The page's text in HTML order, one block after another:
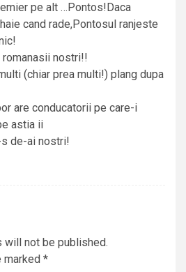
pe alt …Pontos!Daca
cand rade,Pontosul ranjeste
romanasii nostri!!
(chiar prea multi!) plang dupa
are conducatorii pe care-i
astia ii
de-ai nostri!
will not be published.
marked *